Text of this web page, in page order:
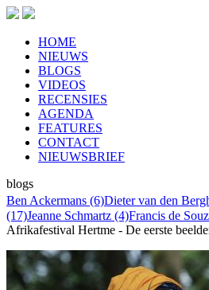
HOME
NIEUWS
BLOGS
VIDEOS
RECENSIES
AGENDA
FEATURES
CONTACT
NIEUWSBRIEF
blogs
Ben Ackermans (6)Dieter van den
(17)Jeanne Schmartz (4)Francis de
Afrikafestival Hertme - De eerste